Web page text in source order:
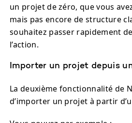
un projet de zéro, que vous
mais pas encore de structure
souhaitez passer rapidement
l’action.
Importer un projet depuis
La deuxième fonctionnalité de
d’importer un projet à partir